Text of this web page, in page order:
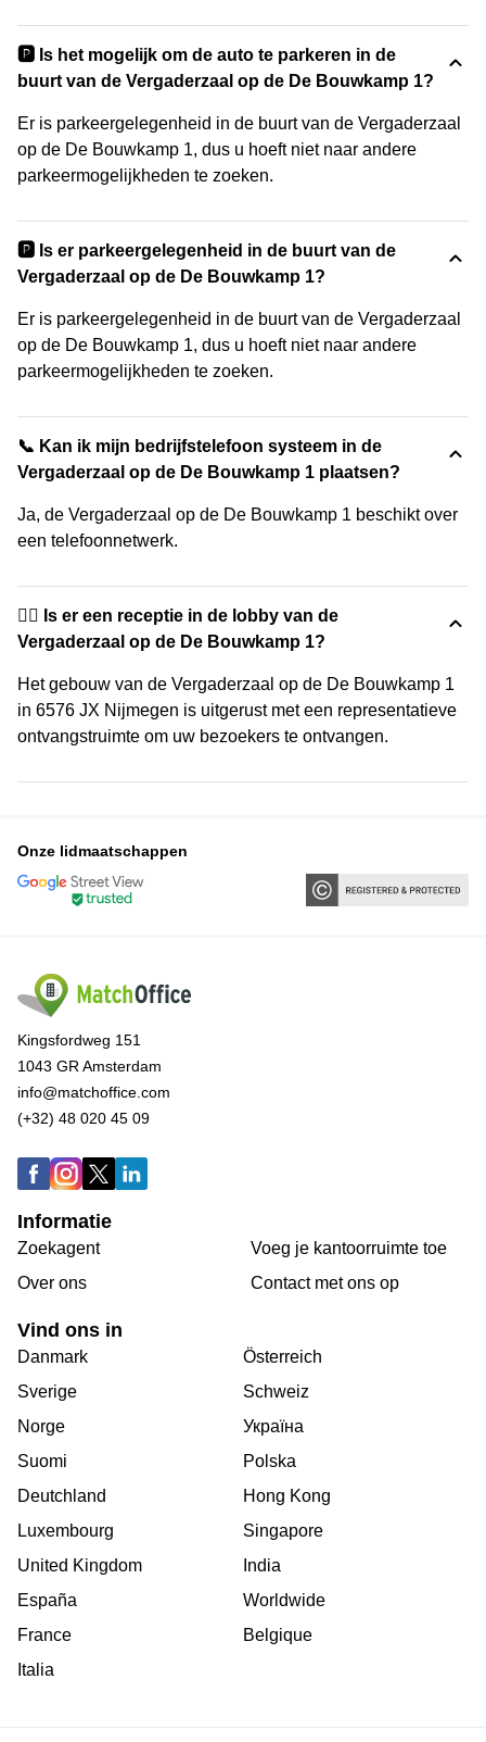
🅿️ Is het mogelijk om de auto te parkeren in de
buurt van de Vergaderzaal op de De Bouwkamp 1?
Er is parkeergelegenheid in de buurt van de Vergaderzaal
op de De Bouwkamp 1, dus u hoeft niet naar andere
parkeermogelijkheden te zoeken.
🅿️ Is er parkeergelegenheid in de buurt van de
Vergaderzaal op de De Bouwkamp 1?
Er is parkeergelegenheid in de buurt van de Vergaderzaal
op de De Bouwkamp 1, dus u hoeft niet naar andere
parkeermogelijkheden te zoeken.
📞 Kan ik mijn bedrijfstelefoon systeem in de
Vergaderzaal op de De Bouwkamp 1 plaatsen?
Ja, de Vergaderzaal op de De Bouwkamp 1 beschikt over
een telefoonnetwerk.
🙋‍♀️ Is er een receptie in de lobby van de
Vergaderzaal op de De Bouwkamp 1?
Het gebouw van de Vergaderzaal op de De Bouwkamp 1
in 6576 JX Nijmegen is uitgerust met een representatieve
ontvangstruimte om uw bezoekers te ontvangen.
Onze lidmaatschappen
Kingsfordweg 151
1043 GR Amsterdam
info@matchoffice.com
(+32) 48 020 45 09
Informatie
Zoekagent
Over ons
Voeg je kantoorruimte toe
Сontact met ons op
Vind ons in
Danmark
Sverige
Norge
Suomi
Deutchland
Luxembourg
United Kingdom
España
France
Italia
Österreich
Schweiz
Україна
Polska
Hong Kong
Singapore
India
Worldwide
Belgique